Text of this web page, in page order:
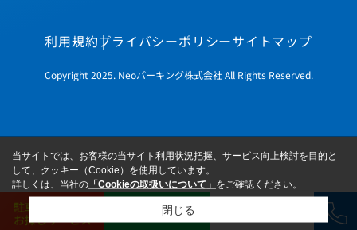
利用規約プライバシーポリシーサイトマップ
Copyright 2025. Neoパーキング株式会社 All Rights Reserved.
駐車場
お探しサービス LINE
当サイトでは、お客様の当サイト利用状況把握、サービス向上検討を目的と
して、クッキー（Cookie）を使用しています。
詳しくは、当社の 「Cookieの取扱いについて」 をご確認ください。
閉じる